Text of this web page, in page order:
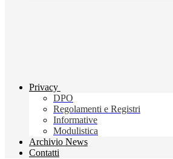
Privacy
DPO
Regolamenti e Registri
Informative
Modulistica
Archivio News
Contatti